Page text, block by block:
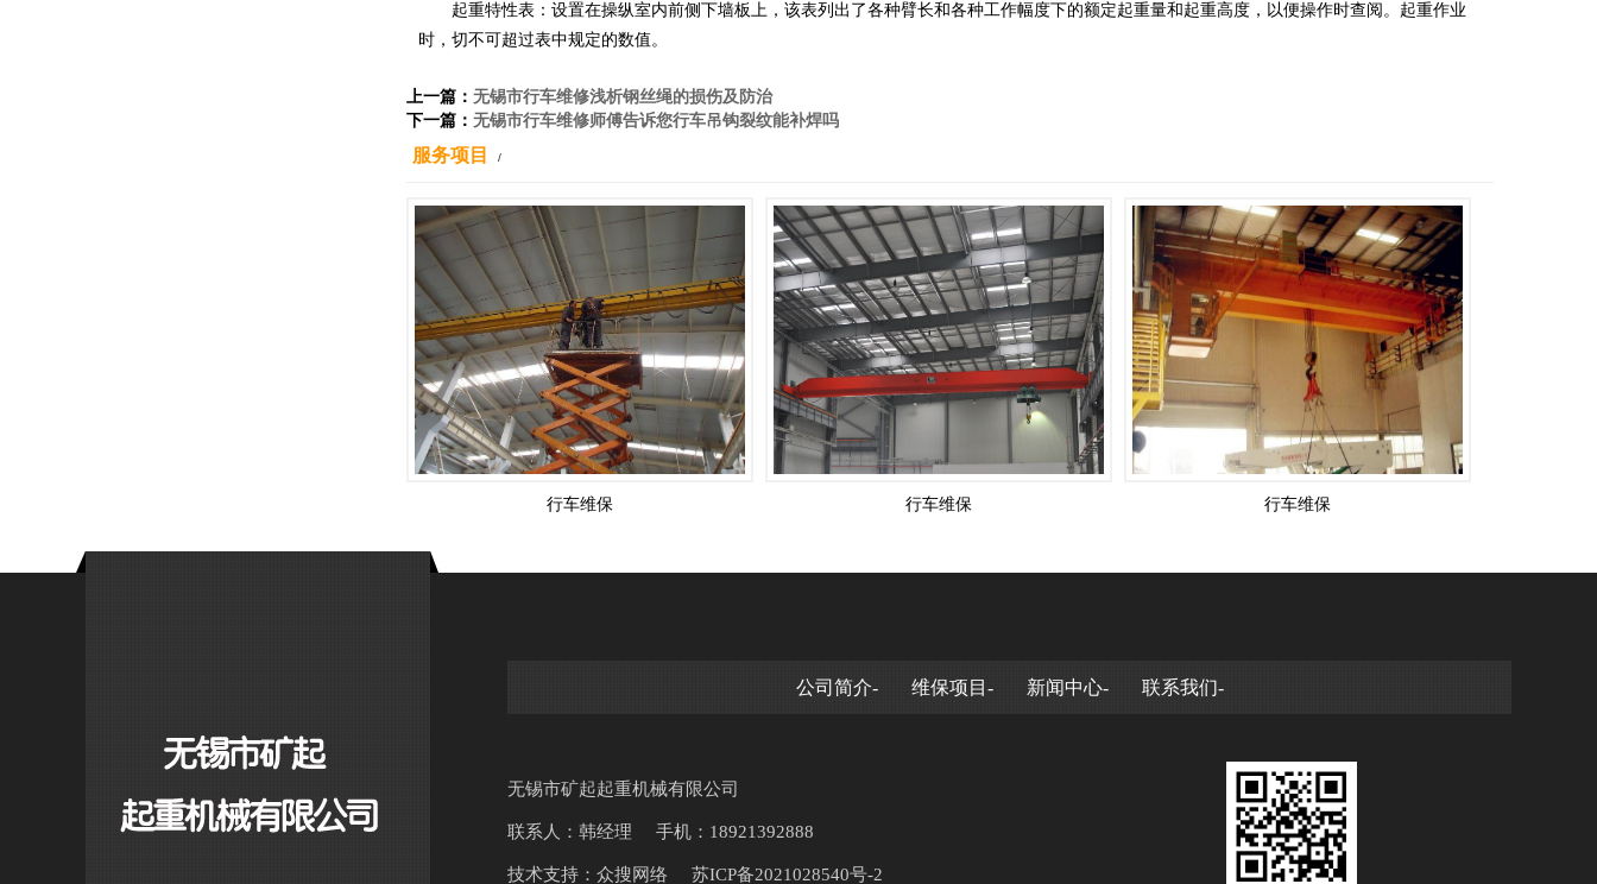
起重特性表：设置在操纵室内前侧下墙板上，该表列出了各种臂长和各种工作幅度下的额定起重量和起重高度，以便操作时查阅。起重作业
时，切不可超过表中规定的数值。
上一篇： 无锡市行车维修浅析钢丝绳的损伤及防治
下一篇： 无锡市行车维修师傅告诉您行车吊钩裂纹能补焊吗
服务项目 /
行车维保 行车维保 行车维保
公司简介- 维保项目- 新闻中心- 联系我们-
无锡市矿起起重机械有限公司
联系人：韩经理 手机：18921392888
技术支持：众搜网络 苏ICP备2021028540号-2